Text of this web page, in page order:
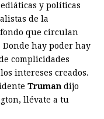
y políticas
de la
que circulan
hay poder hay
complicidades
intereses creados.
Truman dijo
llévate a tu